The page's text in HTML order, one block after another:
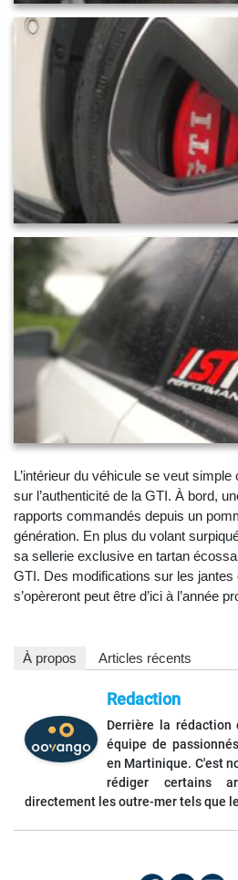
L’intérieur du véhicule se veut
sur l’authenticité de la GTI. À bord,
rapports commandés depuis un
génération. En plus du volant
sa sellerie exclusive en tartan
GTI. Des modifications sur les jantes
s’opèreront peut être d’ici à l’année
À propos Articles récents
Redaction
Derrière la rédaction
équipe de
en Martinique. C'est
rédiger certains
directement les outre-mer tels que